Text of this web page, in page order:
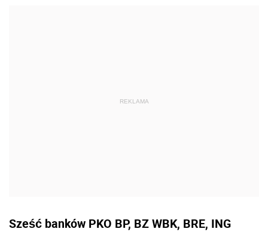
Sześć banków PKO BP, BZ WBK, BRE, ING